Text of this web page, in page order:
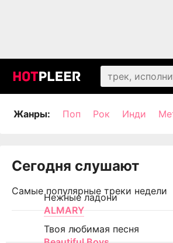
Жанры: Поп Рок Инди
Сегодня слушают
Самые популярные треки недели
Нежные ладони
ALMARY
Твоя любимая песня